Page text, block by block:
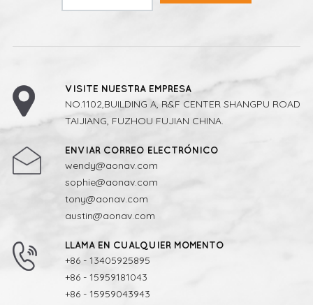
VISITE NUESTRA EMPRESA
NO.1102,BUILDING A, R&F CENTER SHANGPU ROAD
TAIJIANG, FUZHOU FUJIAN CHINA.
ENVIAR CORREO ELECTRÓNICO
wendy@aonav.com
sophie@aonav.com
tony@aonav.com
austin@aonav.com
LLAMA EN CUALQUIER MOMENTO
+86 - 13405925895
+86 - 15959181043
+86 - 15959043943